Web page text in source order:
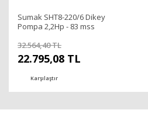
Sumak SHT8-220/6 Dikey
Pompa 2,2Hp - 83 mss
32.564,40 TL
22.795,08 TL
Karşılaştır